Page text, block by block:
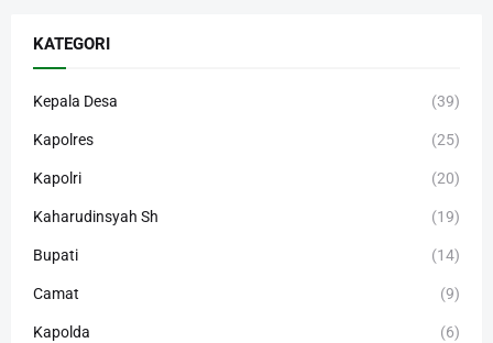
KATEGORI
Kepala Desa (39)
Kapolres (25)
Kapolri (20)
Kaharudinsyah Sh (19)
Bupati (14)
Camat (9)
Kapolda (6)